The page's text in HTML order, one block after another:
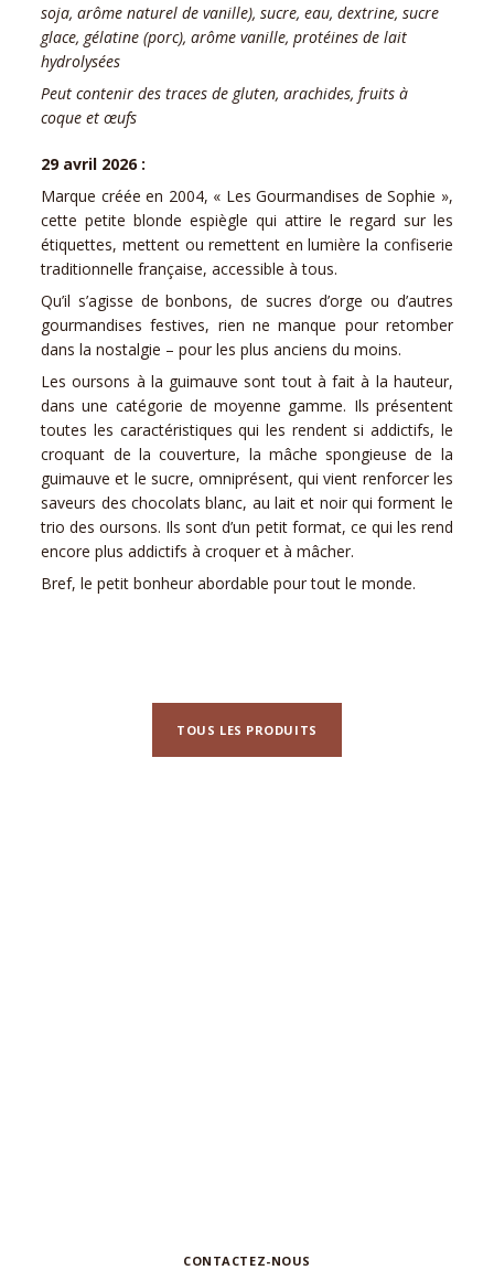
soja, arôme naturel de vanille), sucre, eau, dextrine, sucre
glace, gélatine (porc), arôme vanille, protéines de lait
hydrolysées
Peut contenir des traces de gluten, arachides, fruits à
coque et œufs
29 avril 2026 :
Marque créée en 2004, « Les Gourmandises de Sophie »,
cette petite blonde espiègle qui attire le regard sur les
étiquettes, mettent ou remettent en lumière la confiserie
traditionnelle française, accessible à tous.
Qu’il s’agisse de bonbons, de sucres d’orge ou d’autres
gourmandises festives, rien ne manque pour retomber
dans la nostalgie – pour les plus anciens du moins.
Les oursons à la guimauve sont tout à fait à la hauteur,
dans une catégorie de moyenne gamme. Ils présentent
toutes les caractéristiques qui les rendent si addictifs, le
croquant de la couverture, la mâche spongieuse de la
guimauve et le sucre, omniprésent, qui vient renforcer les
saveurs des chocolats blanc, au lait et noir qui forment le
trio des oursons. Ils sont d’un petit format, ce qui les rend
encore plus addictifs à croquer et à mâcher.
Bref, le petit bonheur abordable pour tout le monde.
TOUS LES PRODUITS
CONTACTEZ-NOUS